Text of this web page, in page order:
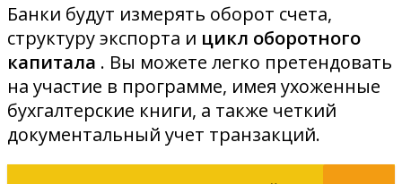
Банки будут измерять оборот счета,
структуру экспорта и цикл оборотного
капитала . Вы можете легко претендовать
на участие в программе, имея ухоженные
бухгалтерские книги, а также четкий
документальный учет транзакций.